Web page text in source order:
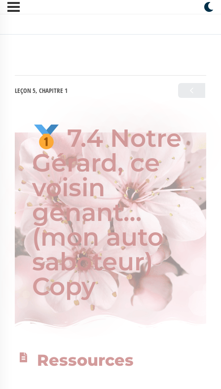
LEÇON 5, CHAPITRE 1
7.4 Notre
Gérard, ce
voisin
gênant…
(mon auto
saboteur)
Copy
Ressources